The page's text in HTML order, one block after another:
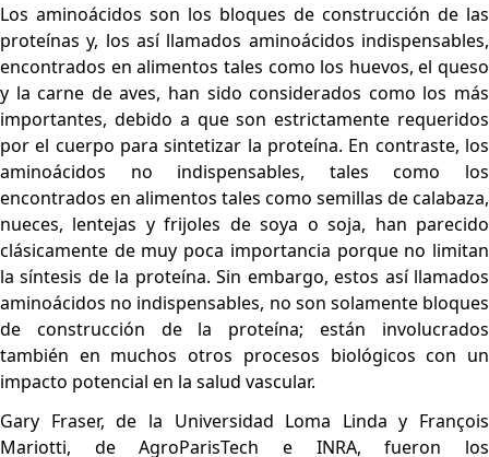
Los aminoácidos son los bloques de construcción de las
proteínas y, los así llamados aminoácidos indispensables,
encontrados en alimentos tales como los huevos, el queso
y la carne de aves, han sido considerados como los más
importantes, debido a que son estrictamente requeridos
por el cuerpo para sintetizar la proteína. En contraste, los
aminoácidos no indispensables, tales como los
encontrados en alimentos tales como semillas de calabaza,
nueces, lentejas y frijoles de soya o soja, han parecido
clásicamente de muy poca importancia porque no limitan
la síntesis de la proteína. Sin embargo, estos así llamados
aminoácidos no indispensables, no son solamente bloques
de construcción de la proteína; están involucrados
también en muchos otros procesos biológicos con un
impacto potencial en la salud vascular.
Gary Fraser, de la Universidad Loma Linda y François
Mariotti, de AgroParisTech e INRA, fueron los